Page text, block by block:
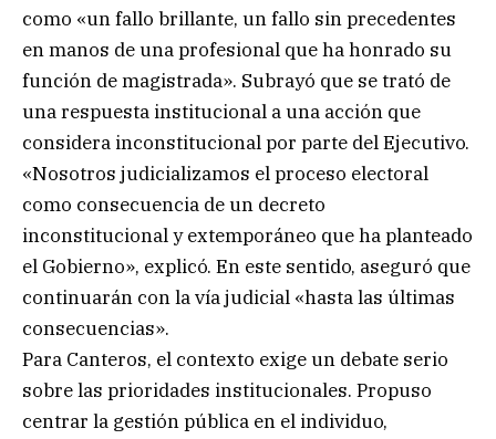
como «un fallo brillante, un fallo sin precedentes
en manos de una profesional que ha honrado su
función de magistrada». Subrayó que se trató de
una respuesta institucional a una acción que
considera inconstitucional por parte del Ejecutivo.
«Nosotros judicializamos el proceso electoral
como consecuencia de un decreto
inconstitucional y extemporáneo que ha planteado
el Gobierno», explicó. En este sentido, aseguró que
continuarán con la vía judicial «hasta las últimas
consecuencias».
Para Canteros, el contexto exige un debate serio
sobre las prioridades institucionales. Propuso
centrar la gestión pública en el individuo,